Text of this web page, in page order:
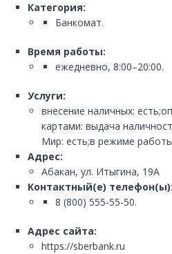
Категория:
Банкомат.
Время работы:
ежедневно, 8:00–20:00.
Услуги:
внесение наличных:
картами: выдача
Мир: есть;в режиме
Адрес:
Абакан, ул. Итыгина, 19А
Контактный(е) телефон(ы):
8 (800) 555-55-50.
Адрес сайта:
https://sberbank.ru